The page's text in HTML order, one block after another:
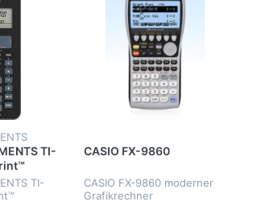
TI-
TI-
CASIO FX-9860
CASIO FX-9860 moderner
Grafikrechner